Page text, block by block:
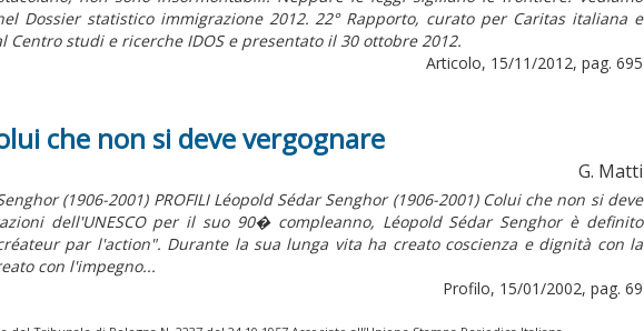
Dossier statistico immigrazione 2012. 22° Rapporto, curato per Caritas italiana e
Centro studi e ricerche IDOS e presentato il 30 ottobre 2012.
Articolo, 15/11/2012, pag. 695
che non si deve vergognare
G. Matti
(1906-2001) PROFILI Léopold Sédar Senghor (1906-2001) Colui che non si deve
dell'UNESCO per il suo 90� compleanno, Léopold Sédar Senghor è definito
par l'action". Durante la sua lunga vita ha creato coscienza e dignità con la
con l'impegno...
Profilo, 15/01/2002, pag. 69